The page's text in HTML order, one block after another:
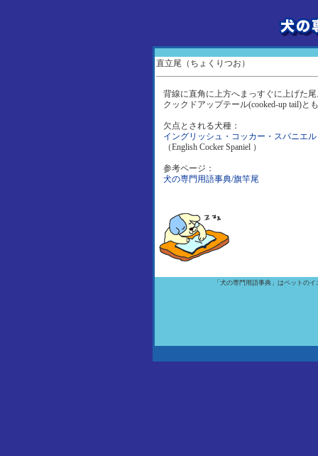
直立尾（ちょくりつお）
背線に直角に上方へまっすぐに上げた
クックドアップテール(cooked-up tail)と
欠点とされる犬種：
イングリッシュ・コッカー・スパニエル
（English Cocker Spaniel ）
参考ページ：
犬の専門用語事典/旗竿尾
「犬の専門用語事典」はペットの